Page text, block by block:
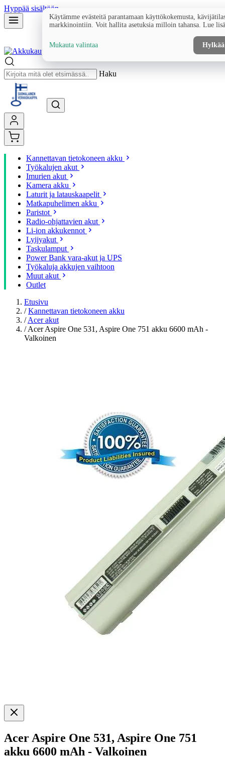
Hyppää sisältöön
Haku
Kannettavan tietokoneen akku
Työkalujen akut
Imurien akut
Kamera akku
Laturit ja latauskaapelit
Matkapuhelimen akku
Paristot
Radio-ohjattavien akut
Li-ion akkukennot
Lyijyakut
Taskulamput
Power Bank vara-akut ja UPS
Työkaluja akkujen vaihtoon
Muut akut
Outlet
Etusivu
/ Kannettavan tietokoneen akku
/ Acer akut
/ Acer Aspire One 531, Aspire One 751 akku 6600 mAh -
Valkoinen
Acer Aspire One 531, Aspire One 751
akku 6600 mAh - Valkoinen
Käytämme evästeitä parantamaan käyttökokemusta,
markkinointiin. Voit hallita asetuksia milloin tahansa. Lue
Mukauta valintaa Hylkää